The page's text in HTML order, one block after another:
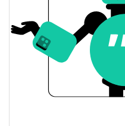
Вчерашний объем
Lagrange История цены
Мин. / макс цена за 7